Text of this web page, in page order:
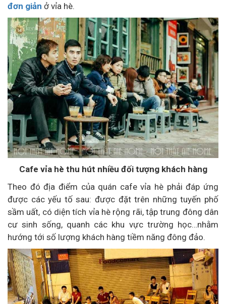
đơn giản ở vỉa hè.
Cafe vỉa hè thu hút nhiều đối tượng khách hàng
Theo đó địa điểm của quán cafe vỉa hè phải đáp ứng
được các yếu tố sau: được đặt trên những tuyến phố
sầm uất, có diện tích vỉa hè rộng rãi, tập trung đông dân
cư sinh sống, quanh các khu vực trường học…nhằm
hướng tới số lượng khách hàng tiềm năng đông đảo.